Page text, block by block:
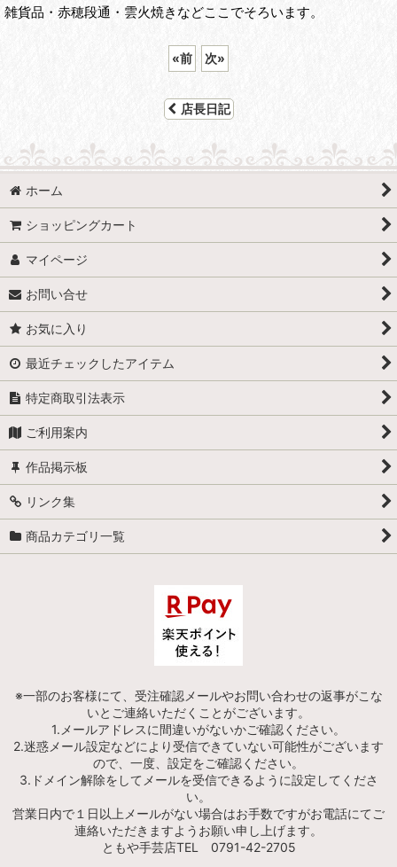
雑貨品・赤穂段通・雲火焼きなどここでそろいます。
«前 次»
店長日記
ホーム
ショッピングカート
マイページ
お問い合せ
お気に入り
最近チェックしたアイテム
特定商取引法表示
ご利用案内
作品掲示板
リンク集
商品カテゴリ一覧
※一部のお客様にて、受注確認メールやお問い合わせの返事がこな
いとご連絡いただくことがございます。
1.メールアドレスに間違いがないかご確認ください。
2.迷惑メール設定などにより受信できていない可能性がございます
ので、一度、設定をご確認ください。
3.ドメイン解除をしてメールを受信できるように設定してくださ
い。
営業日内で１日以上メールがない場合はお手数ですがお電話にてご
連絡いただきますようお願い申し上げます。
ともや手芸店TEL 0791-42-2705